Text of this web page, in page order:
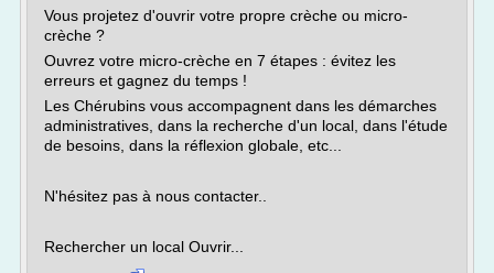
Vous projetez d'ouvrir votre propre crèche ou micro-
crèche ?
Ouvrez votre micro-crèche en 7 étapes : évitez les
erreurs et gagnez du temps !
Les Chérubins vous accompagnent dans les démarches
administratives, dans la recherche d'un local, dans l'étude
de besoins, dans la réflexion globale, etc...
N'hésitez pas à nous contacter..
Rechercher un local Ouvrir...